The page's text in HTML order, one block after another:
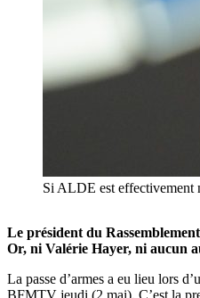
Si ALDE est effectivement
Le président du
Or, ni Valérie Hayer, ni aucun
La passe d’armes a eu lieu lors